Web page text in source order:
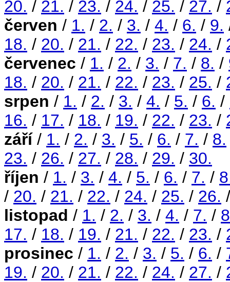
20. / 21. / 23. / 24. / 25. / 27. /
červen / 1. / 2. / 3. / 4. / 6. / 9.
18. / 20. / 21. / 22. / 23. / 24. /
červenec / 1. / 2. / 3. / 7. / 8. /
18. / 20. / 21. / 22. / 23. / 25. /
srpen / 1. / 2. / 3. / 4. / 5. / 6. /
16. / 17. / 18. / 19. / 22. / 23. /
září/ 1. / 2. / 3. / 5. / 6. / 7. / 8.
23. / 26. / 27. / 28. / 29. / 30.
říjen / 1. / 3. / 4. / 5. / 6. / 7. /
/ 20. / 21. / 22. / 24. / 25. / 26.
listopad / 1. / 2. / 3. / 4. / 7. /
17. / 18. / 19. / 21. / 22. / 23. /
prosinec / 1. / 2. / 3. / 5. / 6. /
19. / 20. / 21. / 22. / 24. / 27. /